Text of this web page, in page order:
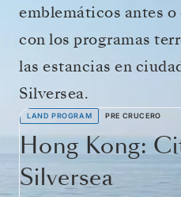
emblemáticos antes o
con los programas
las estancias en
Silversea.
LAND PROGRAM PRE CRUCERO
Hong Kong:
Silversea